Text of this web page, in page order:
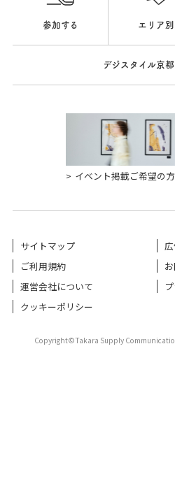
参加する エリア別
デジスタイル京
イベント掲載ご希望の方
サイトマップ
ご利用規約
運営会社について
クッキーポリシー
Copyright©Takara Supply